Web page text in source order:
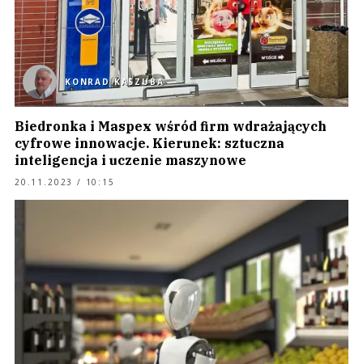
KONRAD KASZUBA
Biedronka i Maspex wśród firm wdrażających
cyfrowe innowacje. Kierunek: sztuczna
inteligencja i uczenie maszynowe
20.11.2023 / 10:15